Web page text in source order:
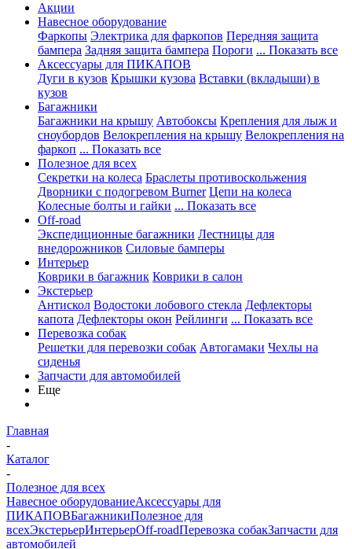
Акции
Навесное оборудование
Фаркопы Электрика для фаркопов Передняя защита
бампера Задняя защита бампера Пороги ... Показать все
Аксессуары для ПИКАПОВ
Дуги в кузов Крышки кузова Вставки (вкладыши) в
кузов
Багажники
Багажники на крышу Автобоксы Крепления для лыж и
сноубордов Велокрепления на крышу Велокрепления на
фаркоп ... Показать все
Полезное для всех
Секретки на колеса Браслеты противоскольжения
Дворники с подогревом Burner Цепи на колеса
Колесные болты и гайки ... Показать все
Off-road
Экспедиционные багажники Лестницы для
внедорожников Силовые бамперы
Интерьер
Коврики в багажник Коврики в салон
Экстерьер
Антискол Водостоки лобового стекла Дефлекторы
капота Дефлекторы окон Рейлинги ... Показать все
Перевозка собак
Решетки для перевозки собак Автогамаки Чехлы на
сиденья
Запчасти для автомобилей
Еще
Главная
-
Каталог
-
Полезное для всех
Навесное оборудованиеАксессуары для
ПИКАПОВБагажникиПолезное для
всехЭкстерьерИнтерьерOff-roadПеревозка собакЗапчасти для
автомобилей